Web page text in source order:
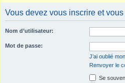
Vous devez vous inscrire et
Nom d’utilisateur:
Mot de passe:
J’ai oublié
Renvoyer le
Se